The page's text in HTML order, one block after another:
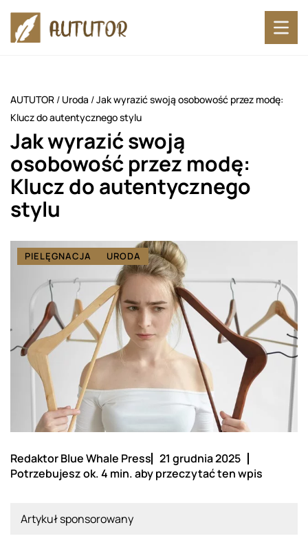
AUTUTOR / Uroda /Jak wyrazić swoją osobowość przez modę:
Klucz do autentycznego stylu
Jak wyrazić swoją
osobowość przez modę:
Klucz do autentycznego
stylu
PIELĘGNACJA URODA
Redaktor Blue Whale Press 21 grudnia 2025
Potrzebujesz ok. 4 min. aby przeczytać ten wpis
Artykuł sponsorowany